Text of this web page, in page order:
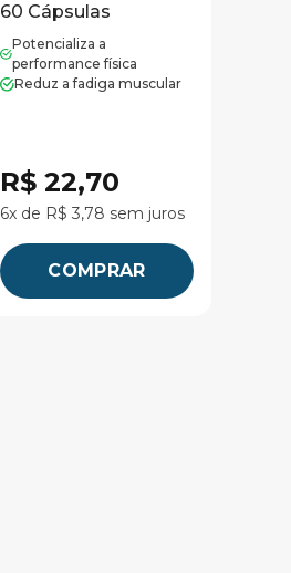
60 Cápsulas
Potencializa a
performance física
Reduz a fadiga muscular
R$ 22,70
6x de R$ 3,78 sem juros
COMPRAR